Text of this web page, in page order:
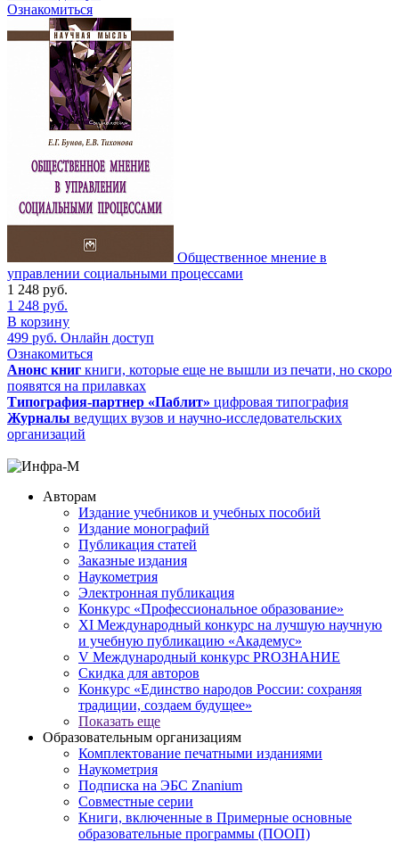
Ознакомиться
Общественное мнение в
управлении социальными процессами
1 248 руб.
1 248 руб.
В корзину
499 руб. Онлайн доступ
Ознакомиться
Анонс книг книги, которые еще не вышли из печати, но скоро
появятся на прилавках
Типография-партнер «Паблит» цифровая типография
Журналы ведущих вузов и научно-исследовательских
организаций
Авторам
Издание учебников и учебных пособий
Издание монографий
Публикация статей
Заказные издания
Наукометрия
Электронная публикация
Конкурс «Профессиональное образование»
XI Международный конкурс на лучшую научную
и учебную публикацию «Академус»
V Международный конкурс PROЗНАНИЕ
Скидка для авторов
Конкурс «Единство народов России: сохраняя
традиции, создаем будущее»
Показать еще
Образовательным организациям
Комплектование печатными изданиями
Наукометрия
Подписка на ЭБС Znanium
Совместные серии
Книги, включенные в Примерные основные
образовательные программы (ПООП)